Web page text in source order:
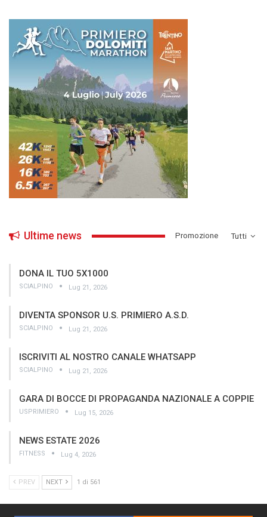
Tutti
Ultime news ­Promozione
DONA IL TUO 5X1000
SCIALPINO Lug 21, 2026
DIVENTA SPONSOR U.S. PRIMIERO A.S.D.
SCIALPINO Lug 21, 2026
ISCRIVITI AL NOSTRO CANALE WHATSAPP
SCIALPINO Lug 21, 2026
GARA DI BOCCE DI PROPAGANDA NAZIONALE A COPPIE
USPRIMIERO Lug 15, 2026
NEWS ESTATE 2026
FITNESS Lug 4, 2026
PREV NEXT 1 di 561